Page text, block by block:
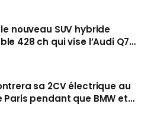
nouveau SUV hybride
428 ch qui vise l’Audi Q7
cet automne
sa 2CV électrique au
Paris pendant que BMW et
le salon